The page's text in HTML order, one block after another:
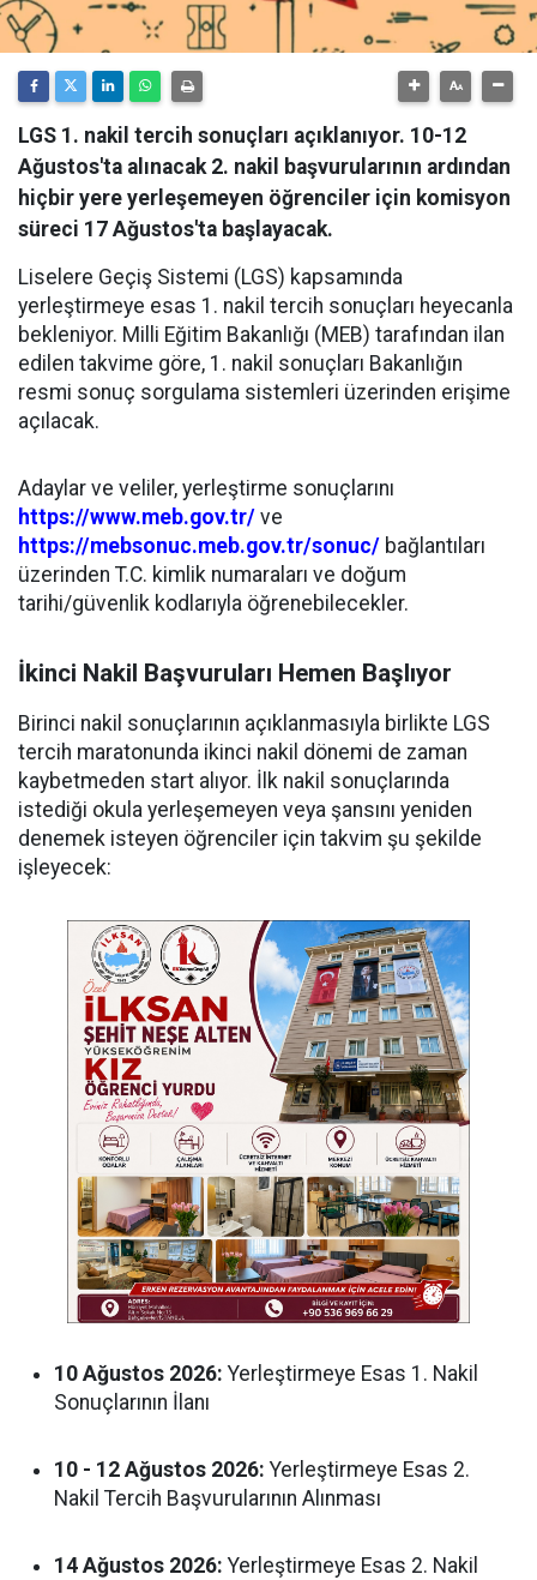
LGS 1. nakil tercih sonuçları açıklanıyor. 10-12
Ağustos'ta alınacak 2. nakil başvurularının ardından
hiçbir yere yerleşemeyen öğrenciler için komisyon
süreci 17 Ağustos'ta başlayacak.
Liselere Geçiş Sistemi (LGS) kapsamında
yerleştirmeye esas 1. nakil tercih sonuçları heyecanla
bekleniyor. Milli Eğitim Bakanlığı (MEB) tarafından ilan
edilen takvime göre, 1. nakil sonuçları Bakanlığın
resmi sonuç sorgulama sistemleri üzerinden erişime
açılacak.
Adaylar ve veliler, yerleştirme sonuçlarını
https://www.meb.gov.tr/ ve
https://mebsonuc.meb.gov.tr/sonuc/ bağlantıları
üzerinden T.C. kimlik numaraları ve doğum
tarihi/güvenlik kodlarıyla öğrenebilecekler.
İkinci Nakil Başvuruları Hemen Başlıyor
Birinci nakil sonuçlarının açıklanmasıyla birlikte LGS
tercih maratonunda ikinci nakil dönemi de zaman
kaybetmeden start alıyor. İlk nakil sonuçlarında
istediği okula yerleşemeyen veya şansını yeniden
denemek isteyen öğrenciler için takvim şu şekilde
işleyecek:
10 Ağustos 2026: Yerleştirmeye Esas 1. Nakil
Sonuçlarının İlanı
10 - 12 Ağustos 2026: Yerleştirmeye Esas 2.
Nakil Tercih Başvurularının Alınması
14 Ağustos 2026: Yerleştirmeye Esas 2. Nakil